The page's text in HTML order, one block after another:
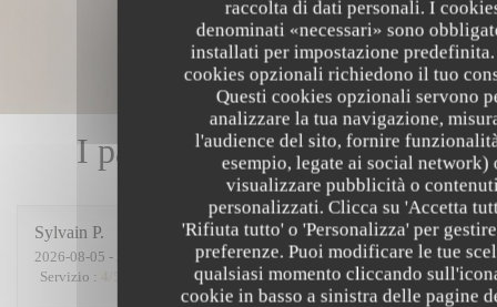
raccolta di dati personali. I
denominati «necessari» sono
installati per impostazione
cookies opzionali richiedono il tuo
Questi cookies opzionali servono
analizzare la tua navigazione,
l'audience del sito, fornire
esempio, legate ai social network)
visualizzare pubblicità o
personalizzati. Clicca su 'Accetta
'Rifiuta tutto' o 'Personalizza' per
preferenze. Puoi modificare le tue
qualsiasi momento cliccando
cookie in basso a sinistra delle pagine
I pareri dei nostri clienti
Sylvain P
2026-08-05 - 20:00 - Ospiti 4
Servizio : : 5/5 Cucina : 5/5 Qualità / Prezzo: 5/5